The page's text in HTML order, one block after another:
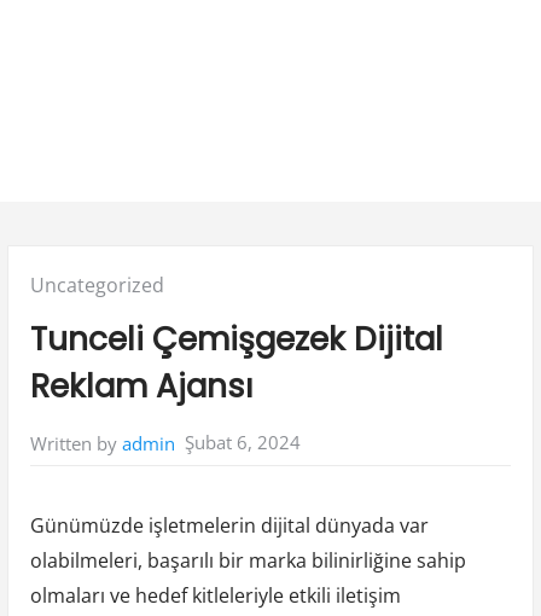
Posted
Uncategorized
Tunceli Çemişgezek Dijital
Reklam Ajansı
Written by admin Şubat 6, 2024
Günümüzde işletmelerin dijital dünyada var
olabilmeleri, başarılı bir marka bilinirliğine sahip
olmaları ve hedef kitleleriyle etkili iletişim